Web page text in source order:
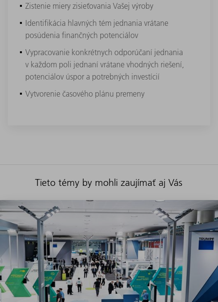
Zistenie miery zisieťovania Vašej výroby
Identifikácia hlavných tém jednania vrátane
posúdenia finančných potenciálov
Vypracovanie konkrétnych odporúčaní jednania
v každom poli jednaní vrátane vhodných riešení,
potenciálov úspor a potrebných investícií
Vytvorenie časového plánu premeny
Tieto témy by mohli zaujímať aj Vás